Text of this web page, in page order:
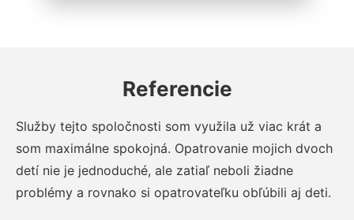
Referencie
Služby tejto spoločnosti som využila už viac krát a
som maximálne spokojná. Opatrovanie mojich dvoch
detí nie je jednoduché, ale zatiaľ neboli žiadne
problémy a rovnako si opatrovateľku obľúbili aj deti.